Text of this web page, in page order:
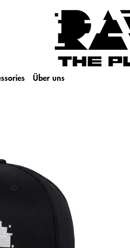
Über uns